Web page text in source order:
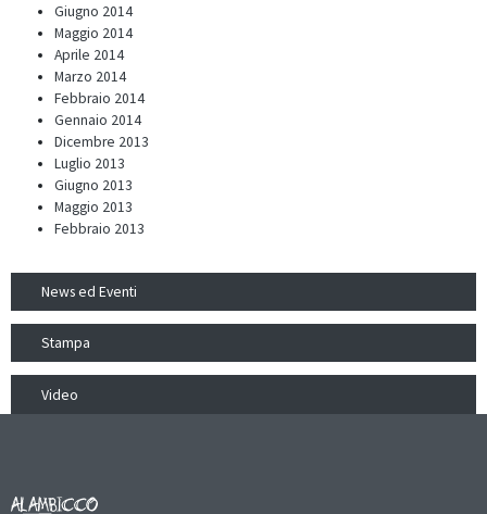
Giugno 2014
Maggio 2014
Aprile 2014
Marzo 2014
Febbraio 2014
Gennaio 2014
Dicembre 2013
Luglio 2013
Giugno 2013
Maggio 2013
Febbraio 2013
News ed Eventi
Stampa
Video